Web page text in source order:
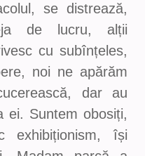
se distrează,
de lucru, alții
cu subînțeles,
noi ne apărăm
dar au
ei. Suntem obosiți,
exhibiționism, își